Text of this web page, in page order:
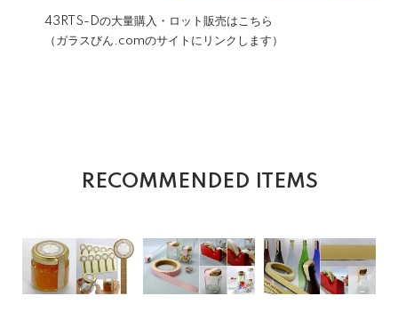
43RTS-Dの大量購入・ロット販売はこちら
（ガラスびん.comのサイトにリンクします）
RECOMMENDED ITEMS